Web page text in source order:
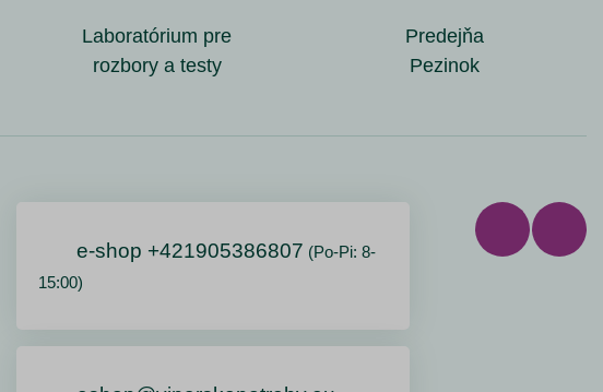
Laboratórium pre
rozbory a testy
Predejňa
Pezinok
e-shop +421905386807 (Po-Pi: 8-
15:00)